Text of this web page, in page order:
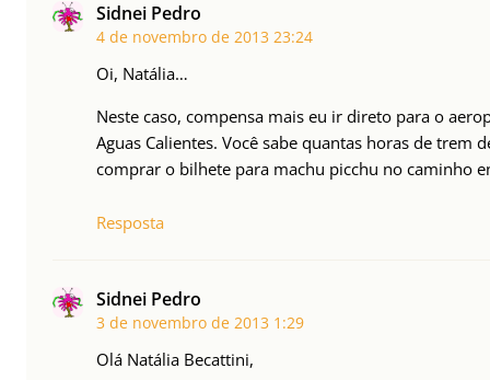
Sidnei Pedro
4 de novembro de 2013 23:24
Oi, Natália…
Neste caso, compensa mais eu ir direto para o
Aguas Calientes. Você sabe quantas horas de trem
comprar o bilhete para machu picchu no caminho
Resposta
Sidnei Pedro
3 de novembro de 2013 1:29
Olá Natália Becattini,